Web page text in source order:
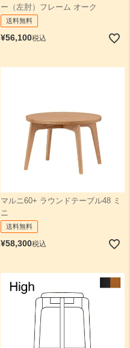
ー（左肘）フレーム オーク
送料無料
¥56,100税込
マルニ60+ ラウンドテーブル48 ミ
ニ
送料無料
¥58,300税込